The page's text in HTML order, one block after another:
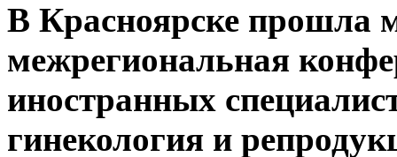
В Красноярске прошла
межрегиональная
иностранных
гинекология и